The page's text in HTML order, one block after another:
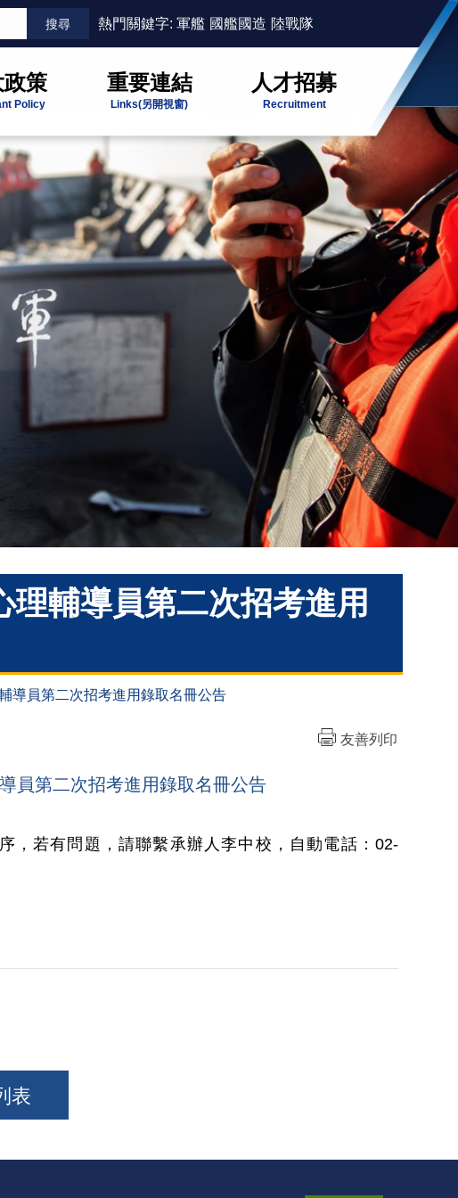
熱門關鍵字: 軍艦 國艦國造 陸戰隊
策
Policy
重要連結
Links(另開視窗)
人才招募
Recruitment
輔導員第二次招考進用
導員第二次招考進用錄取名冊公告
友善列印
員第二次招考進用錄取名冊公告
，若有問題，請聯繫承辦人李中校，自動電話：02-
表